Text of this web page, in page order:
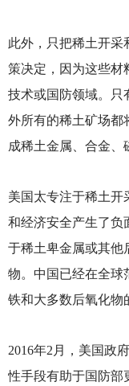
此外，只把稀土开采
策决定，因为这些材
技术或国防领域。只
外所有的稀土矿场都
成稀土金属、合金、
美国太专注于稀土开
和经济安全产生了负
于稀土卑金属或其他
物。中国已经在全球
铁和大多数后氧化物
2016年2月，美国政
性手段有助于国防部